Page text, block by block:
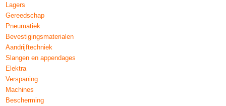
Lagers
Gereedschap
Pneumatiek
Bevestigingsmaterialen
Aandrijftechniek
Slangen en appendages
Elektra
Verspaning
Machines
Bescherming